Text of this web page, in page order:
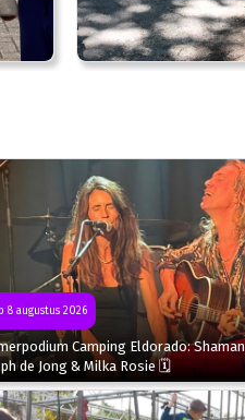
8 augustus 2026
Camping Eldorado:
de Jong & Milka Rosie 🗓